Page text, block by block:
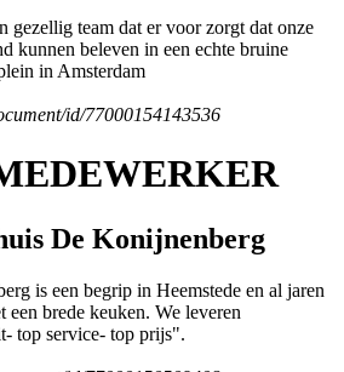
gezellig team dat er voor zorgt dat onze
kunnen beleven in een echte bruine
in Amsterdam
De Konijnenberg
is een begrip in Heemstede en al jaren
een brede keuken. We leveren
top service- top prijs".